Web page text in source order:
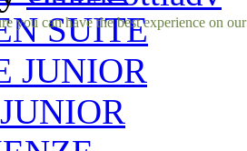
SUITE
JUNIOR
you can have the best experience on